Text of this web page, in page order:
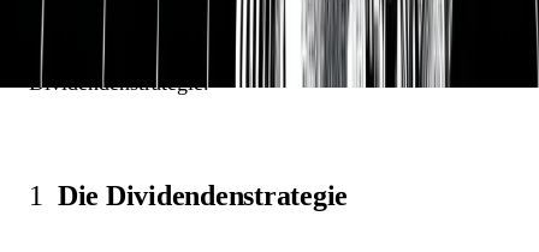
erste Dividende kommt? Erfahre in diesem
kostenlosen Artikel alles rund um die
Dividendenstrategie.
1 Die Dividendenstrategie